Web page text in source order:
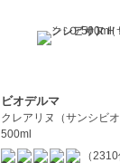
ビオデルマ
クレアリヌ（サンシビ
500ml
（2310